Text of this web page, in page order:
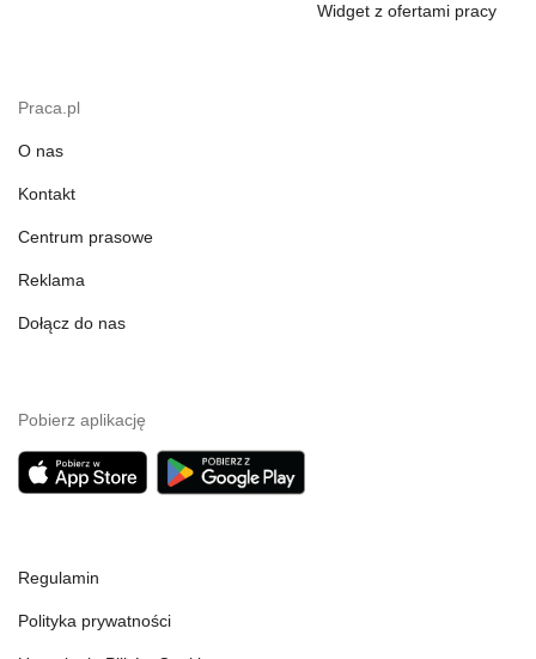
Widget z ofertami pracy
Praca.pl
O nas
Kontakt
Centrum prasowe
Reklama
Dołącz do nas
Pobierz aplikację
Regulamin
Polityka prywatności